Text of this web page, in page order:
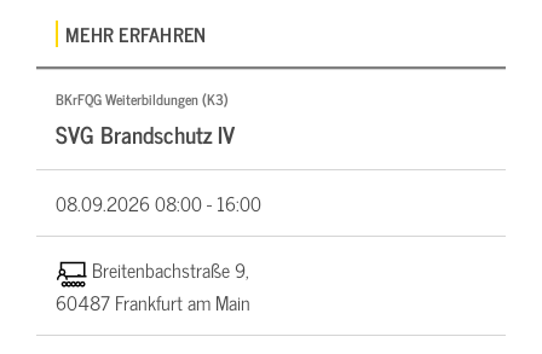
MEHR ERFAHREN
BKrFQG Weiterbildungen (K3)
SVG Brandschutz IV
08.09.202608:00 - 16:00
Breitenbachstraße 9,
60487 Frankfurt am Main